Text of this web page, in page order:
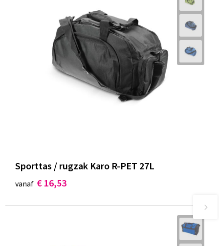
Sporttas / rugzak Karo R-PET 27L
vanaf € 16,53